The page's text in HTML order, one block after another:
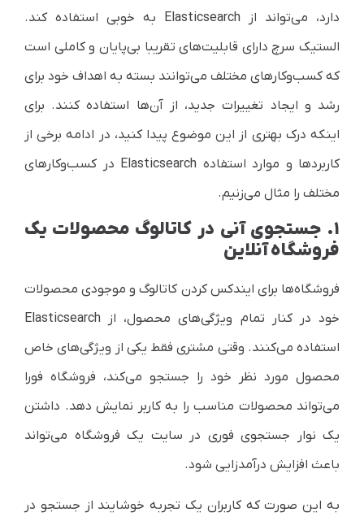
دارد، می‌تواند از Elasticsearch به خوبی استفاده کند.
الستیک سرچ دارای قابلیت‌های تقریبا بی‌پایان و کاملی است
که کسب‌وکارهای مختلف می‌توانند بسته به اهداف خود برای
رشد و ایجاد تغییرات جدید، از آن‌ها استفاده کنند. برای
اینکه درک بهتری از این موضوع پیدا کنید، در ادامه برخی از
کاربردها و موارد استفاده Elasticsearch در کسب‌وکارهای
مختلف را مثال می‌زنیم.
۱. جستجوی آنی در کاتالوگ محصولات یک
فروشگاه آنلاین
فروشگاه‌ها برای ایندکس کردن کاتالوگ و موجودی محصولات
خود در کنار تمام ویژگی‌های محصول، از Elasticsearch
استفاده می‌کنند. وقتی مشتری فقط یکی از ویژگی‌های خاص
محصول مورد نظر خود را جستجو می‌کند، فروشگاه فورا
می‌تواند محصولات مناسب را به کاربر نمایش دهد. داشتن
یک نوار جستجوی فوری در سایت یک فروشگاه می‌تواند
باعث افزایش درآمدزایی شود.
به این صورت که کاربران یک تجربه خوشایند از جستجو در